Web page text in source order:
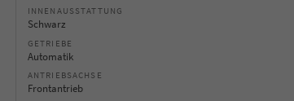
INNENAUSSTATTUNG
Schwarz
GETRIEBE
Automatik
ANTRIEBSACHSE
Frontantrieb